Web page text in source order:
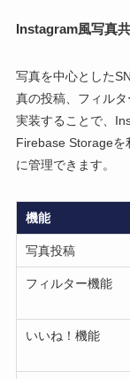
Instagram風写真
写真を中心とした
真の投稿、フィル
実装することで、
Firebase Storageを
に管理できます。
機能
写真投稿
フィルター機能
いいね！機能